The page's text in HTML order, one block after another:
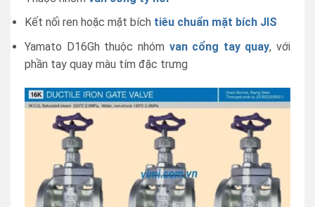
Kết nối ren hoặc mặt bích tiêu chuẩn mặt bích JIS
Yamato D16Gh thuộc nhóm van cổng tay quay, với
phần tay quay màu tím đặc trưng